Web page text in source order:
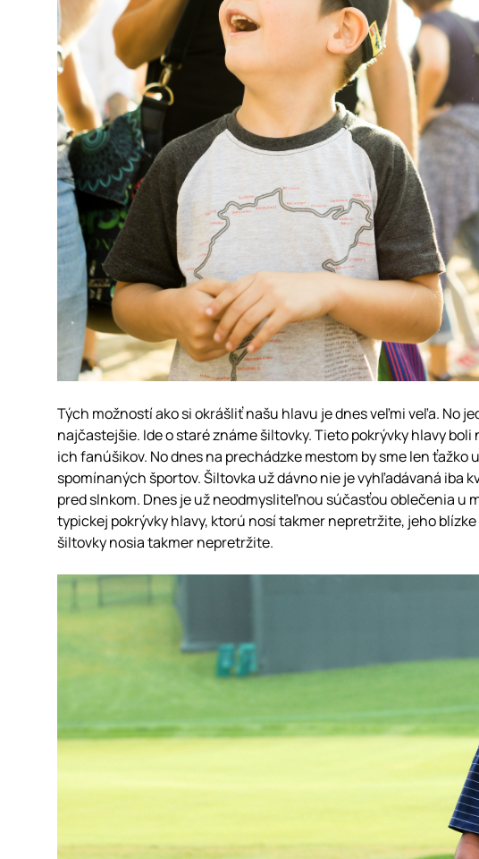
Tých možností ako si okrášliť našu hlavu je dnes veľmi veľa. No
najčastejšie. Ide o staré známe šiltovky. Tieto pokrývky hlavy
ich fanúšikov. No dnes na prechádzke mestom by sme len
spomínaných športov. Šiltovka už dávno nie je vyhľadávaná iba
pred slnkom. Dnes je už neodmysliteľnou súčasťou oblečenia u
typickej pokrývky hlavy, ktorú nosí takmer nepretržite, jeho
šiltovky nosia takmer nepretržite.